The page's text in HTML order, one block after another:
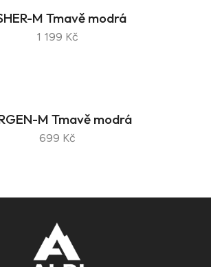
M Tmavě modrá
1 199 Kč
M Tmavě modrá
699 Kč